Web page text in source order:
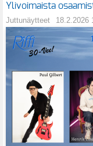
Ylivoimaista
Juttunäytteet 18.2.2026